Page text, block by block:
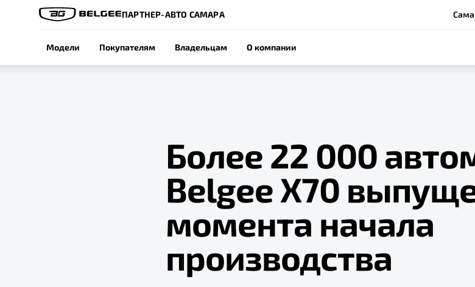
ПАРТНЕР-АВТО САМАРА
Модели Покупателям Владельцам О компании
Более 22 000
Belgee X70
момента начала
производства